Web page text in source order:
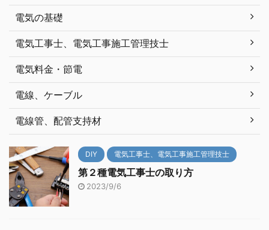
電気の基礎
電気工事士、電気工事施工管理技士
電気料金・節電
電線、ケーブル
電線管、配管支持材
DIY 電気工事士、電気工事施工管理技士
第２種電気工事士の取り方
2023/9/6